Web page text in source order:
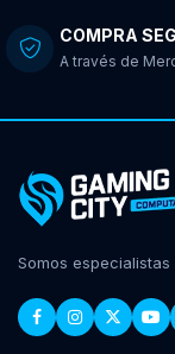
COMPRA
A través de
Somos